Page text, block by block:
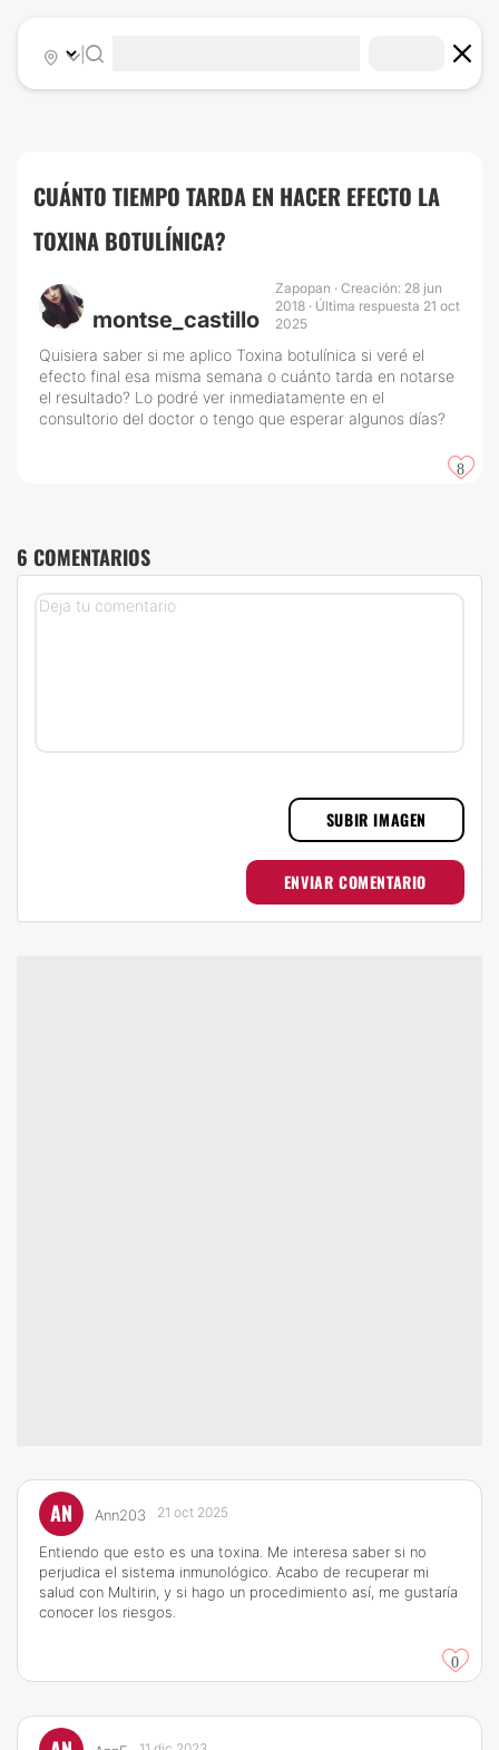
|
CUÁNTO TIEMPO TARDA EN HACER EFECTO LA
TOXINA BOTULÍNICA?
montse_castillo
Zapopan · Creación: 28 jun
2018 · Última respuesta 21 oct
2025
Quisiera saber si me aplico Toxina botulínica si veré el
efecto final esa misma semana o cuánto tarda en notarse
el resultado? Lo podré ver inmediatamente en el
consultorio del doctor o tengo que esperar algunos días?
8
6 COMENTARIOS
SUBIR IMAGEN
ENVIAR COMENTARIO
AN Ann203 21 oct 2025
Entiendo que esto es una toxina. Me interesa saber si no
perjudica el sistema inmunológico. Acabo de recuperar mi
salud con Multirin, y si hago un procedimiento así, me gustaría
conocer los riesgos.
0